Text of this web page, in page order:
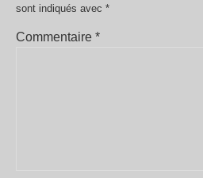
sont indiqués avec *
Commentaire *